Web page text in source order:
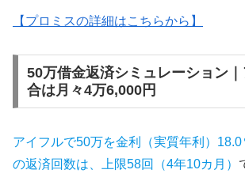
【プロミスの詳細はこちらから】
50万借金返済シミュレーション
合は月々4万6,000円
アイフルで50万を金利（実質年利）
の返済回数は、上限58回（4年10カ月）